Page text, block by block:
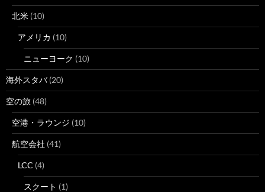
北米 (10)
アメリカ (10)
ニューヨーク (10)
海外スタバ(20)
空の旅 (48)
空港・ラウンジ (10)
航空会社 (41)
LCC (4)
スクート (1)